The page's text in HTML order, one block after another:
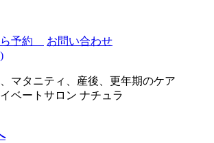
予約 お問い合わせ
マタニティ、産後、更年期のケア
ベートサロン ナチュラ